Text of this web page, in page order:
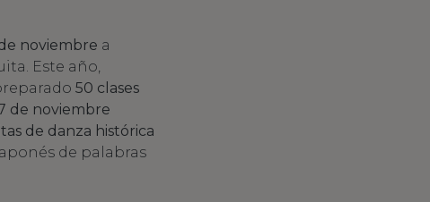
noviembre a
Este año,
50 clases
de noviembre
de danza histórica
de palabras